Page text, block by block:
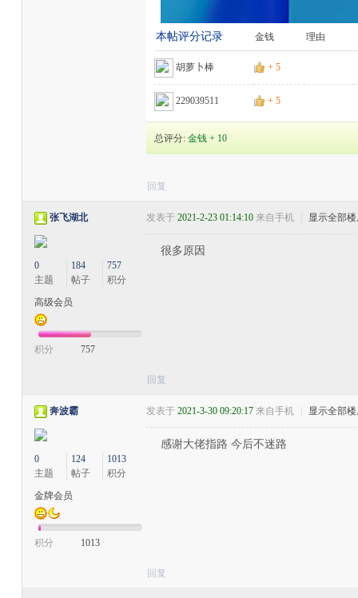
本帖评分记录 金钱 理由
胡萝卜棒 + 5
229039511 + 5
总评分: 金钱 + 10
回复
张飞湖北
0
主题
184
帖子
757
积分
高级会员
积分 757
发表于 2021-2-23 01:14:10 来自手机 显示全部
很多原因
回复
奔波霸
0
主题
124
帖子
1013
积分
金牌会员
积分 1013
发表于 2021-3-30 09:20:17 来自手机 显示全部
感谢大佬指路 今后不迷路
回复